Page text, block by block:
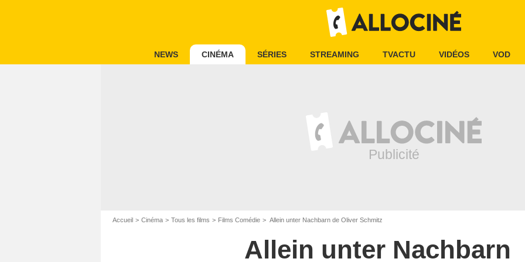
NEWS CINÉMA SÉRIES STREAMING TVACTU VIDÉOS VOD
Accueil Cinéma Tous les films Films Comédie Allein unter Nachbarn de Oliver Schmitz
Allein unter Nachbarn